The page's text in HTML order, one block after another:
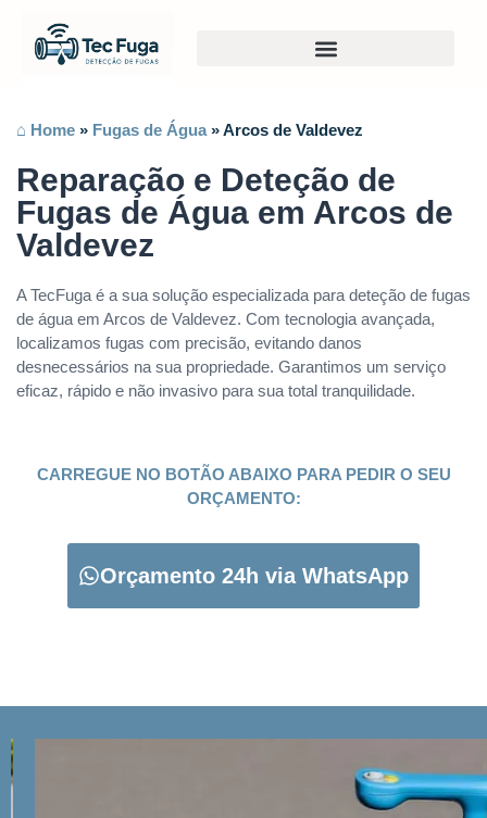
⌂ Home » Fugas de Água»Arcos de Valdevez
Reparação e Deteção de
Fugas de Água em Arcos de
Valdevez
A TecFuga é a sua solução especializada para deteção de fugas
de água em Arcos de Valdevez. Com tecnologia avançada,
localizamos fugas com precisão, evitando danos
desnecessários na sua propriedade. Garantimos um serviço
eficaz, rápido e não invasivo para sua total tranquilidade.
CARREGUE NO BOTÃO ABAIXO PARA PEDIR O SEU
ORÇAMENTO:
Orçamento 24h via WhatsApp